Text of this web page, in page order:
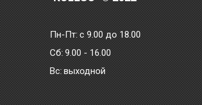
Пн-Пт:с 9.00 до 18.00
Сб: 9.00 - 16.00
Bc: выходной